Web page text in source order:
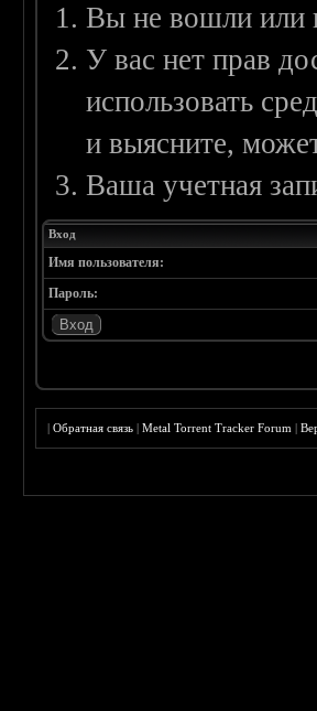
Вы не вошли или
У вас нет прав
использовать
и выясните,
Ваша учетная
Вход
Имя пользователя:
Пароль:
|Обратная связь |Metal Torrent Tracker Forum |